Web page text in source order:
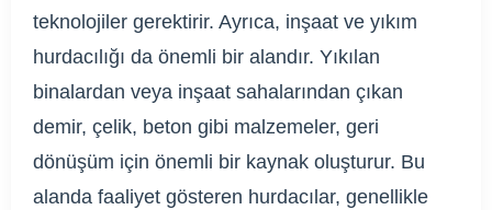
teknolojiler gerektirir. Ayrıca, inşaat ve yıkım
hurdacılığı da önemli bir alandır. Yıkılan
binalardan veya inşaat sahalarından çıkan
demir, çelik, beton gibi malzemeler, geri
dönüşüm için önemli bir kaynak oluşturur. Bu
alanda faaliyet gösteren hurdacılar, genellikle